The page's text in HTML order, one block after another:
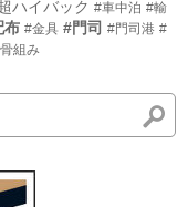
ハイバック #車中泊 #輸
布 #金具 #門司 #門司港 #
組み